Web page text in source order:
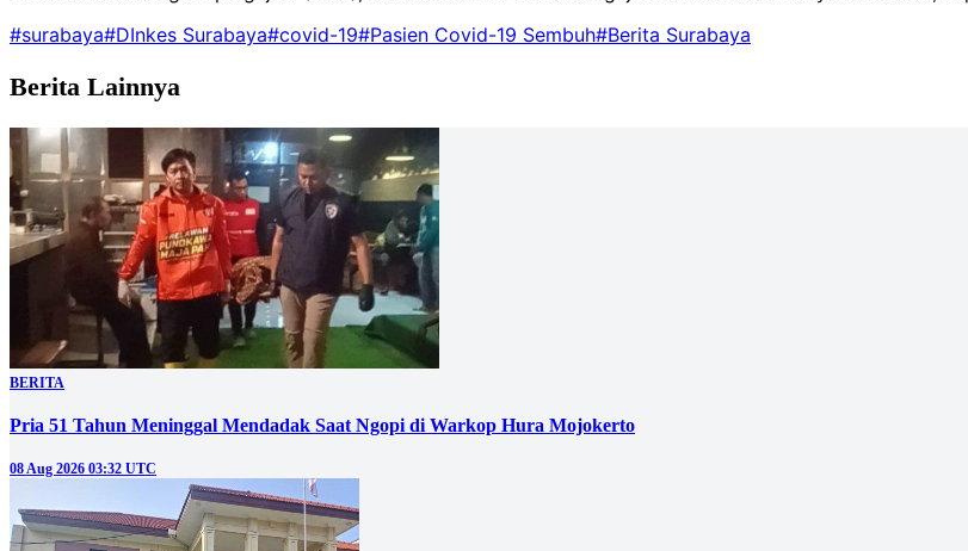
#surabaya#DInkes Surabaya#covid-19#Pasien Covid-19 Sembuh#Berita Surabaya
Berita Lainnya
BERITA
Pria 51 Tahun Meninggal Mendadak Saat Ngopi di Warkop Hura Mojokerto
08 Aug 2026 03:32 UTC